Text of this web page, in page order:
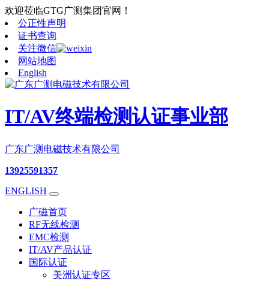
欢迎莅临GTG广测集团官网！
公正性声明
证书查询
关注微信
网站地图
English
IT/AV终端检测认证事业部
广东广测电磁技术有限公司
13925591357
ENGLISH
广磁首页
RF无线检测
EMC检测
IT/AV产品认证
国际认证
美洲认证专区